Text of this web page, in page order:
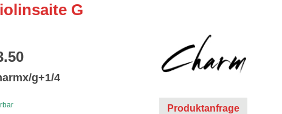
KEYBOARDS / PIANO
G
g+1/4
Produktanfrage